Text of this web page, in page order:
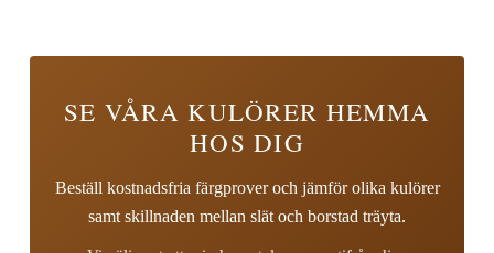
SE VÅRA KULÖRER HEMMA
HOS DIG
Beställ kostnadsfria färgprover och jämför olika kulörer
samt skillnaden mellan slät och borstad träyta.